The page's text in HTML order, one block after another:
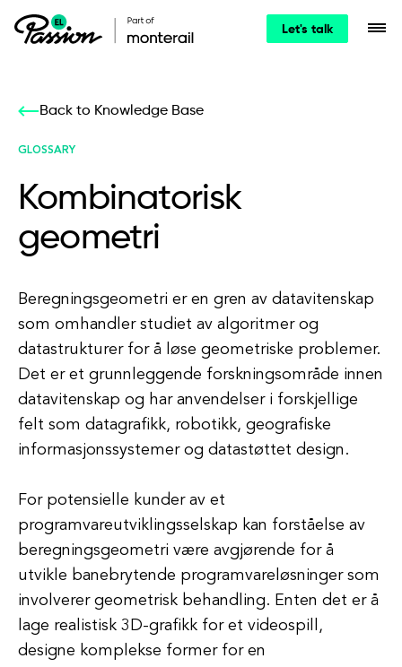
Let's talk
Back to Knowledge Base
GLOSSARY
Kombinatorisk
geometri
Beregningsgeometri er en gren av datavitenskap
som omhandler studiet av algoritmer og
datastrukturer for å løse geometriske problemer.
Det er et grunnleggende forskningsområde innen
datavitenskap og har anvendelser i forskjellige
felt som datagrafikk, robotikk, geografiske
informasjonssystemer og datastøttet design.
For potensielle kunder av et
programvareutviklingsselskap kan forståelse av
beregningsgeometri være avgjørende for å
utvikle banebrytende programvareløsninger som
involverer geometrisk behandling. Enten det er å
lage realistisk 3D-grafikk for et videospill,
designe komplekse former for en